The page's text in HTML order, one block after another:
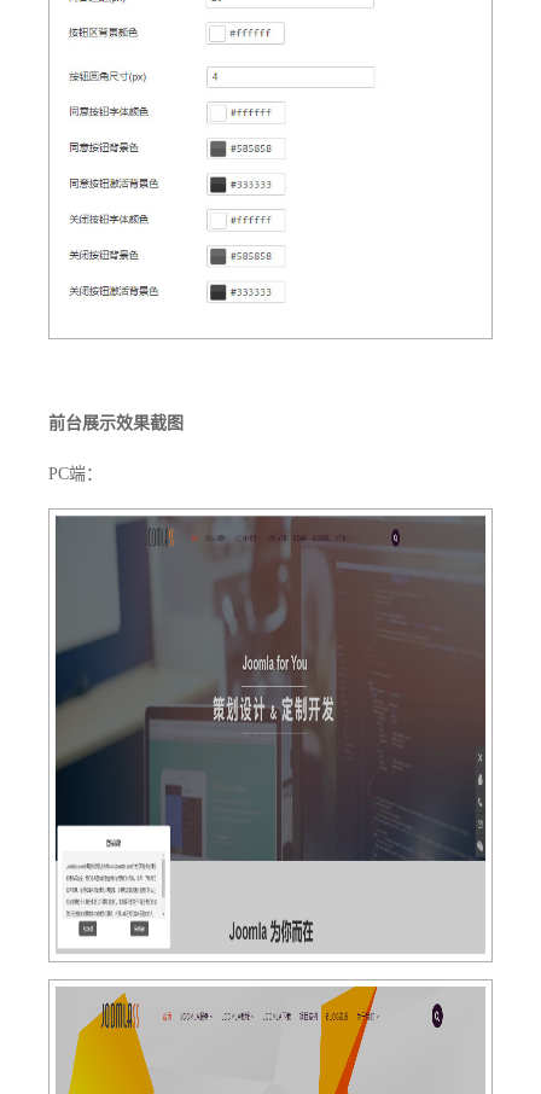
前台展示效果截图
PC端：